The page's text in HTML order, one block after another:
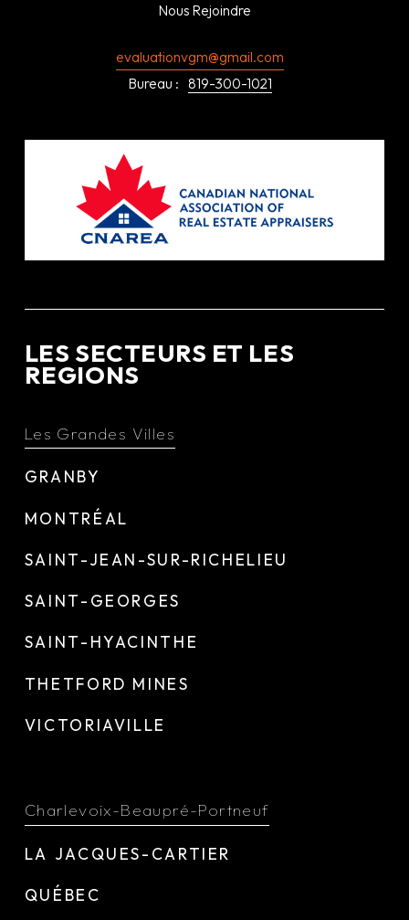
Nous Rejoindre
evaluationvgm@gmail.com
Bureau : 819-300-1021
LES SECTEURS ET LES
REGIONS
Les Grandes Villes
GRANBY
MONTRÉAL
SAINT-JEAN-SUR-RICHELIEU
SAINT-GEORGES
SAINT-HYACINTHE
THETFORD MINES
VICTORIAVILLE
Charlevoix-Beaupré-Portneuf
LA JACQUES-CARTIER
QUÉBEC